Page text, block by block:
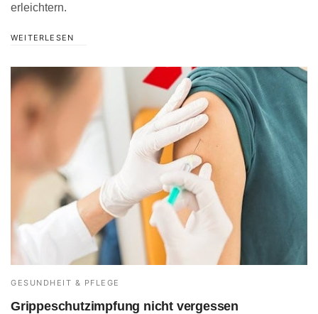
erleichtern.
WEITERLESEN
GESUNDHEIT & PFLEGE
Grippeschutzimpfung nicht vergessen